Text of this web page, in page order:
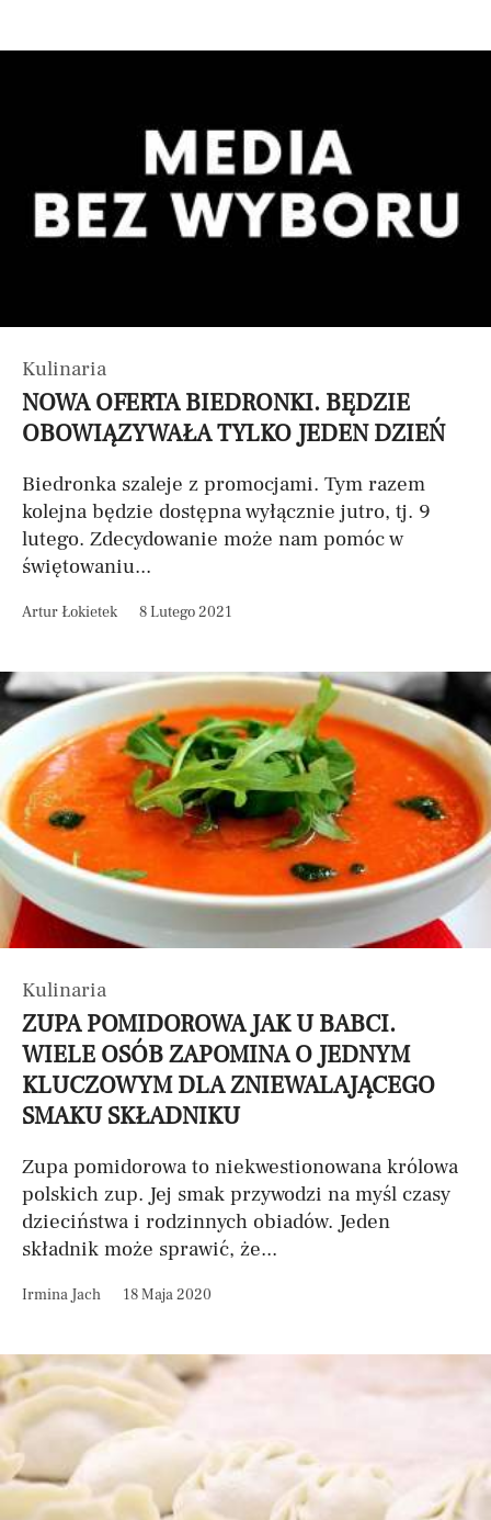
Kulinaria
NOWA OFERTA BIEDRONKI. BĘDZIE
OBOWIĄZYWAŁA TYLKO JEDEN DZIEŃ
Biedronka szaleje z promocjami. Tym razem
kolejna będzie dostępna wyłącznie jutro, tj. 9
lutego. Zdecydowanie może nam pomóc w
świętowaniu...
Artur Łokietek 8 Lutego 2021
Kulinaria
ZUPA POMIDOROWA JAK U BABCI.
WIELE OSÓB ZAPOMINA O JEDNYM
KLUCZOWYM DLA ZNIEWALAJĄCEGO
SMAKU SKŁADNIKU
Zupa pomidorowa to niekwestionowana królowa
polskich zup. Jej smak przywodzi na myśl czasy
dzieciństwa i rodzinnych obiadów. Jeden
składnik może sprawić, że...
Irmina Jach 18 Maja 2020